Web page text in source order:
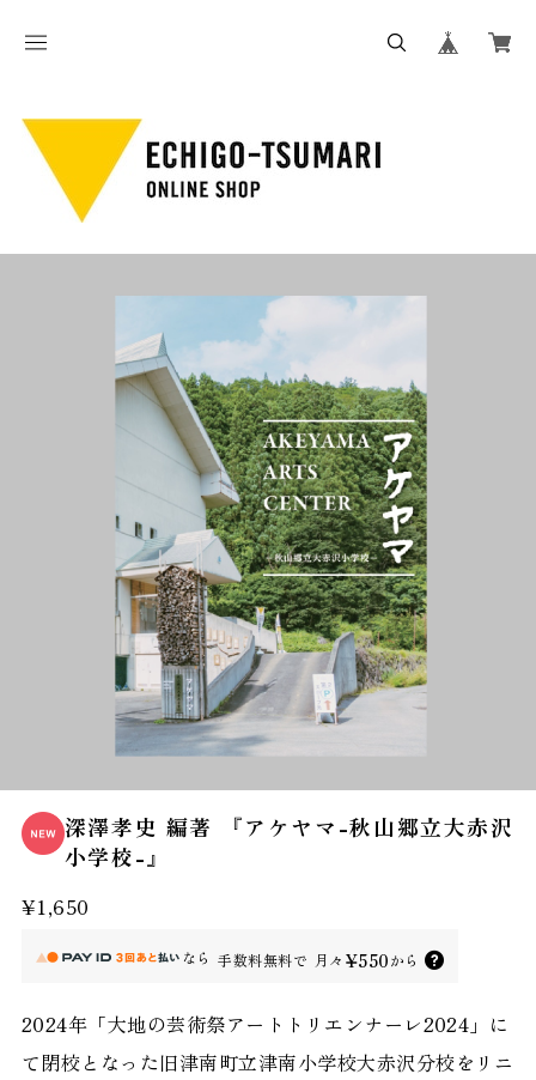
深澤孝史 編著 『アケヤマ-秋山郷立大赤沢
小学校-』
¥1,650
なら 手数料無料で 月々 ¥550から
2024年「大地の芸術祭アートトリエンナーレ2024」に
て閉校となった旧津南町立津南小学校大赤沢分校をリニ